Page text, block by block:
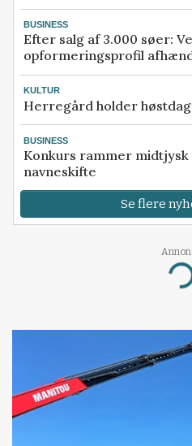
BUSINESS
Efter salg af 3.000 søer:
opformeringsprofil
KULTUR
Herregård holder høstdag
BUSINESS
Konkurs rammer
navneskifte
Se flere